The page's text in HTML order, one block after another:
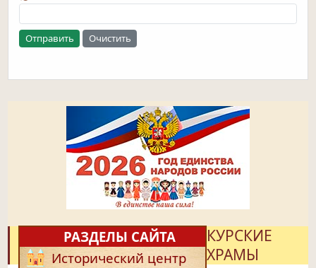
РАЗДЕЛЫ САЙТА
Исторический центр
КУРСКИЕ
ХРАМЫ
Отправить Очистить